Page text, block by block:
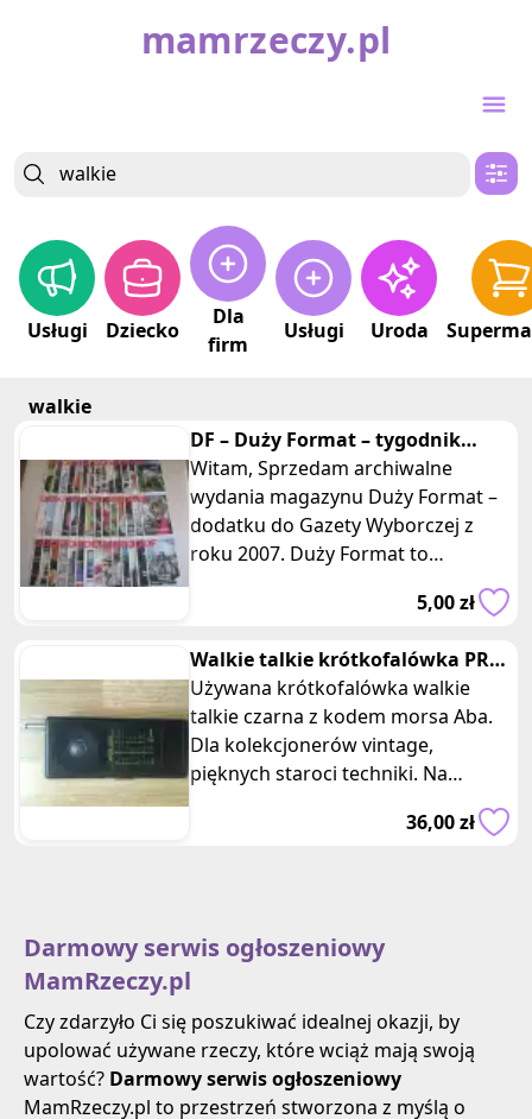
mamrzeczy.pl
Usługi Dziecko
Dla
firm
Usługi Uroda
walkie
DF – Duży Format – tygodnik
Gazety Wyborczej z roku 2007
Witam, Sprzedam archiwalne
wydania magazynu Duży Format –
dodatku do Gazety Wyborczej z
roku 2007. Duży Format to
5,00 zł
Walkie talkie krótkofalówka PRL
vintage morse code
Używana krótkofalówka walkie
talkie czarna z kodem morsa Aba.
Dla kolekcjonerów vintage,
pięknych staroci techniki. Na
36,00 zł
Darmowy serwis ogłoszeniowy
MamRzeczy.pl
Czy zdarzyło Ci się poszukiwać idealnej okazji, by
upolować używane rzeczy, które wciąż mają swoją
wartość? Darmowy serwis ogłoszeniowy
MamRzeczy.pl to przestrzeń stworzona z myślą o